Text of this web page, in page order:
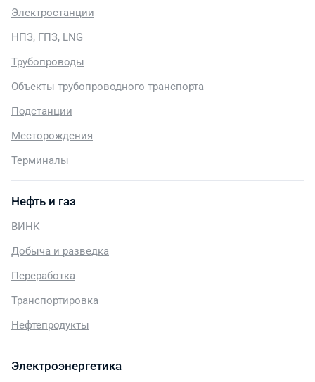
Электростанции
НПЗ, ГПЗ, LNG
Трубопроводы
Объекты трубопроводного транспорта
Подстанции
Месторождения
Терминалы
Нефть и газ
ВИНК
Добыча и разведка
Переработка
Транспортировка
Нефтепродукты
Электроэнергетика